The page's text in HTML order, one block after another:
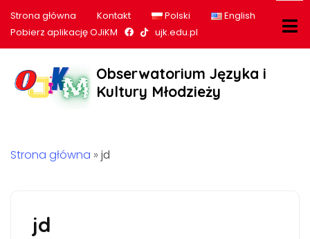
Strona główna Kontakt Polski
English
Pobierz aplikację OJiKM
Nasz profil na Facebook
Nasz profil na tiktok
ujk.edu.pl
Obserwatorium Języka i
Kultury Młodzieży
Strona główna » jd
jd